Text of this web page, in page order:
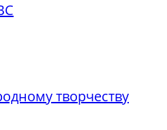
творчеству